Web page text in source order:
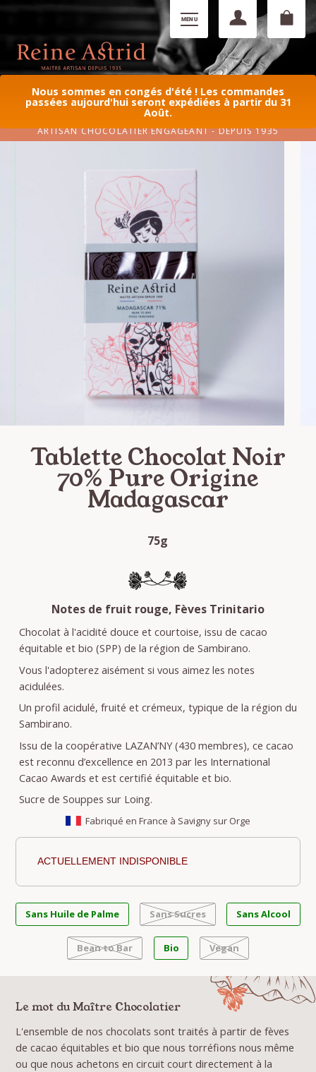
Nous sommes en congés d'été ! Les commandes
passées aujourd'hui seront expédiées à partir du 31
Août.
ARTISAN CHOCOLATIER ENGAGEANT - DEPUIS 1935
Tablette Chocolat Noir
70% Pure Origine
Madagascar
75g
Notes de fruit rouge, Fèves Trinitario
Chocolat à l'acidité douce et courtoise, issu de cacao
équitable et bio (SPP) de la région de Sambirano.
Vous l'adopterez aisément si vous aimez les notes
acidulées.
Un profil acidulé, fruité et crémeux, typique de la région du
Sambirano.
Issu de la coopérative LAZAN’NY (430 membres), ce cacao
est reconnu d’excellence en 2013 par les International
Cacao Awards et est certifié équitable et bio.
Sucre de Souppes sur Loing.
Fabriqué en France à Savigny sur Orge
ACTUELLEMENT INDISPONIBLE
Sans Huile de Palme Sans Sucres Sans Alcool
Bean to Bar Bio Vegan
Le mot du Maître Chocolatier
L'ensemble de nos chocolats sont traités à partir de fèves
de cacao équitables et bio que nous torréfions nous même
ou que nous achetons en circuit court directement à la